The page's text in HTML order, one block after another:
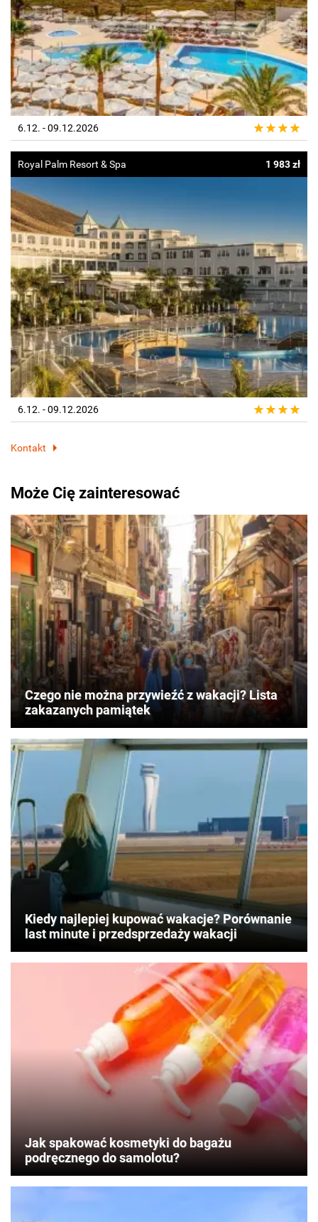
6.12. - 09.12.2026
Royal Palm Resort & Spa 1 983 zł
6.12. - 09.12.2026
Kontakt
Może Cię zainteresować
Czego nie można przywieźć z wakacji? Lista
zakazanych pamiątek
Kiedy najlepiej kupować wakacje? Porównanie
last minute i przedsprzedaży wakacji
Jak spakować kosmetyki do bagażu
podręcznego do samolotu?